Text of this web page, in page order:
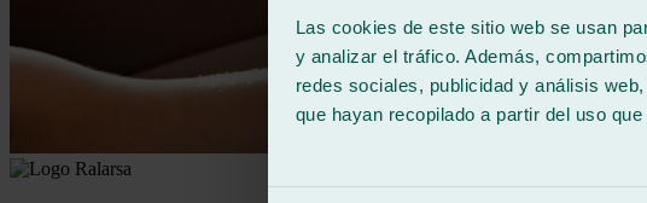
Las cookies de este sitio web se usan
y analizar el tráfico. Además,
redes sociales, publicidad y análisis
que hayan recopilado a partir del uso